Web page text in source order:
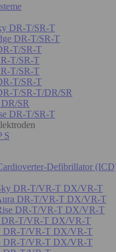
DR-T/SR-T
DR-T/SR-T
T/SR-T
T/SR-T
T/SR-T
T/SR-T
T/SR-T/DR/SR
SR
DR-T/SR-T
S
Defibrillator
DR-T/VR-T DX/VR-T
DR-T/VR-T DX/VR-T
DR-T/VR-T DX/VR-T
DR-T/VR-T DX/VR-T
DR-T/VR-T DX/VR-T
DR-T/VR-T DX/VR-T